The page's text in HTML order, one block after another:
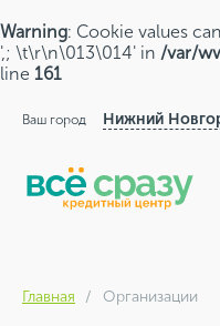
Warning: Cookie values
',; \t\r\n\013\014' in /var/
line 161
Ваш город Нижний
Главная Организации